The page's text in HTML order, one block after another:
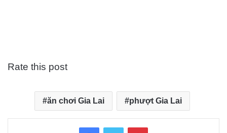
Rate this post
ăn chơi Gia Lai phượt Gia Lai
FacebookTwitter Pinterest